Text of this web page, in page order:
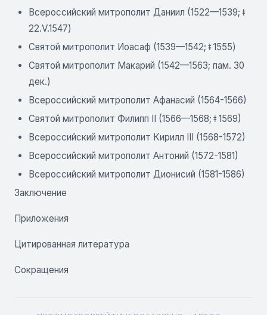
Всероссийский митрополит Даниил (1522—1539; ǂ
22.V.1547)
Святой митрополит Иоасаф (1539—1542; ǂ 1555)
Святой митрополит Макарий (1542—1563; пам. 30
дек.)
Всероссийский митрополит Афанасий (1564-1566)
Святой митрополит Филипп II (1566—1568; ǂ 1569)
Всероссийский митрополит Кирилл III (1568-1572)
Всероссийский митрополит Антоний (1572-1581)
Всероссийский митрополит Дионисий (1581-1586)
Заключение
Приложения
Цитированная литература
Сокращения